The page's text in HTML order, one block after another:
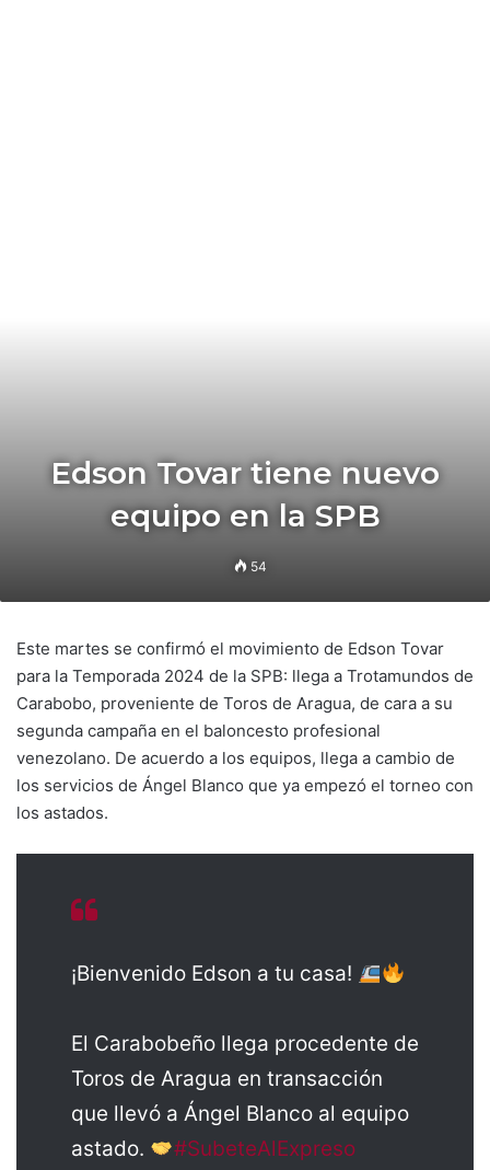
Edson Tovar tiene nuevo
equipo en la SPB
54
Este martes se confirmó el movimiento de Edson Tovar
para la Temporada 2024 de la SPB: llega a Trotamundos de
Carabobo, proveniente de Toros de Aragua, de cara a su
segunda campaña en el baloncesto profesional
venezolano. De acuerdo a los equipos, llega a cambio de
los servicios de Ángel Blanco que ya empezó el torneo con
los astados.
¡Bienvenido Edson a tu casa!
El Carabobeño llega procedente de
Toros de Aragua en transacción
que llevó a Ángel Blanco al equipo
astado.
#SubeteAlExpreso